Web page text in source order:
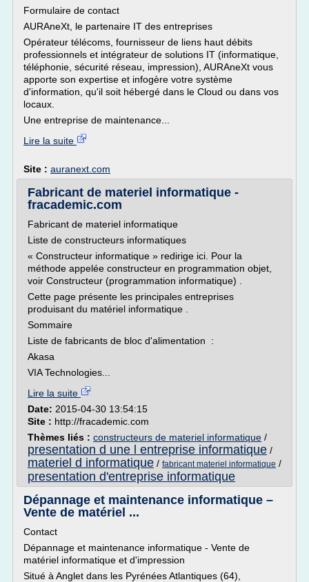
Formulaire de contact
AURAneXt, le partenaire IT des entreprises
Opérateur télécoms, fournisseur de liens haut débits
professionnels et intégrateur de solutions IT (informatique,
téléphonie, sécurité réseau, impression), AURAneXt vous
apporte son expertise et infogère votre système
d'information, qu'il soit hébergé dans le Cloud ou dans vos
locaux.
Une entreprise de maintenance...
Lire la suite
Site : auranext.com
Fabricant de materiel informatique -
fracademic.com
Fabricant de materiel informatique
Liste de constructeurs informatiques
« Constructeur informatique » redirige ici. Pour la
méthode appelée constructeur en programmation objet,
voir Constructeur (programmation informatique) .
Cette page présente les principales entreprises
produisant du matériel informatique .
Sommaire
Liste de fabricants de bloc d'alimentation :
Akasa
VIA Technologies...
Lire la suite
Date: 2015-04-30 13:54:15
Site : http://fracademic.com
Thèmes liés : constructeurs de materiel informatique /
presentation d une l entreprise informatique /
materiel d informatique / fabricant materiel informatique /
presentation d'entreprise informatique
Dépannage et maintenance informatique –
Vente de matériel ...
Contact
Dépannage et maintenance informatique - Vente de
matériel informatique et d'impression
Situé à Anglet dans les Pyrénées Atlantiques (64),